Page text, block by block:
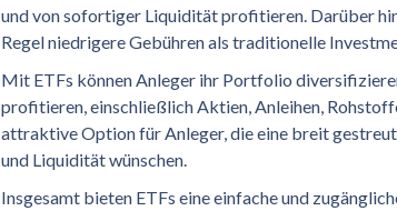
und von sofortiger Liquidität profitieren. Darüber
Regel niedrigere Gebühren als traditionelle
Mit ETFs können Anleger ihr Portfolio
profitieren, einschließlich Aktien, Anleihen,
attraktive Option für Anleger, die eine breit
und Liquidität wünschen.
Insgesamt bieten ETFs eine einfache und